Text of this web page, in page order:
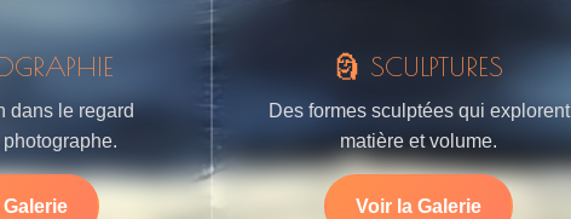
dans le regard
🗿 SCULPTURES
Des formes sculptées qui explorent
matière et volume.
Voir la Galerie